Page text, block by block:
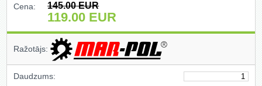
Cena: 145.00EUR
119.00 EUR
Ražotājs:
Daudzums:
Dimanta griešanas un slīpēšanas
diski (204)
Elektromotori (2)